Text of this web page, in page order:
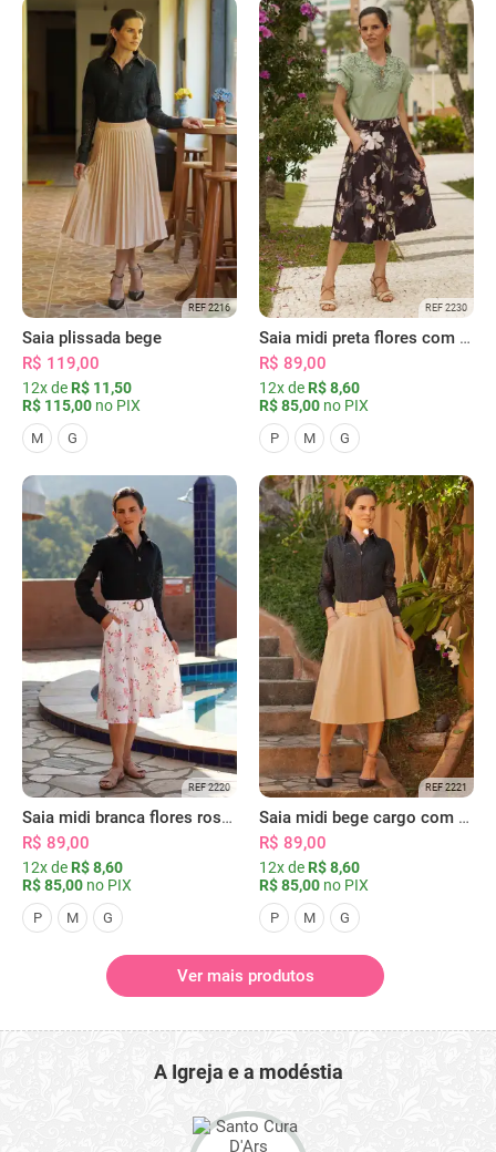
REF 2216
Saia plissada bege
R$ 119,00
12x de R$ 11,50
R$ 115,00 no PIX
M G
REF 2230
Saia midi preta flores com bolsos
R$ 89,00
12x de R$ 8,60
R$ 85,00 no PIX
P M G
REF 2220
Saia midi branca flores rosas com bolsos
R$ 89,00
12x de R$ 8,60
R$ 85,00 no PIX
P M G
REF 2221
Saia midi bege cargo com bolsos
R$ 89,00
12x de R$ 8,60
R$ 85,00 no PIX
P M G
Ver mais produtos
A Igreja e a modéstia